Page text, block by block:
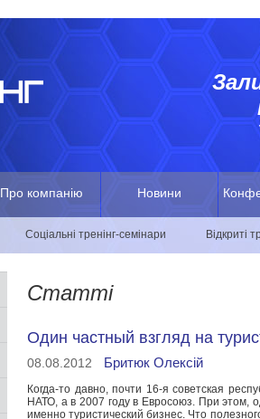
Про компанію Новини
Соціальні тренінг-семінари Відкриті
Статті
Один частный взгляд на
08.08.2012 Бритюк Олексій
Когда-то давно, почти 16-я советская
НАТО, а в 2007 году в Евросоюз. При этом,
именно туристический бизнес. Что